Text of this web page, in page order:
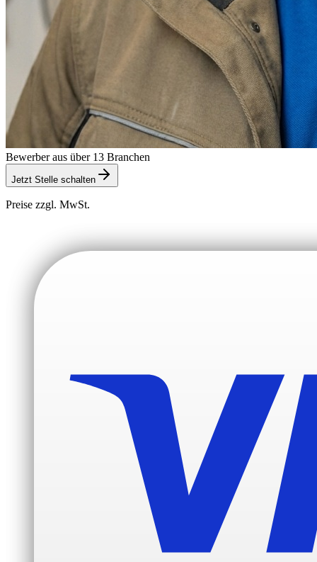
Bewerber aus über 13 Branchen
Jetzt Stelle schalten
Preise zzgl. MwSt.